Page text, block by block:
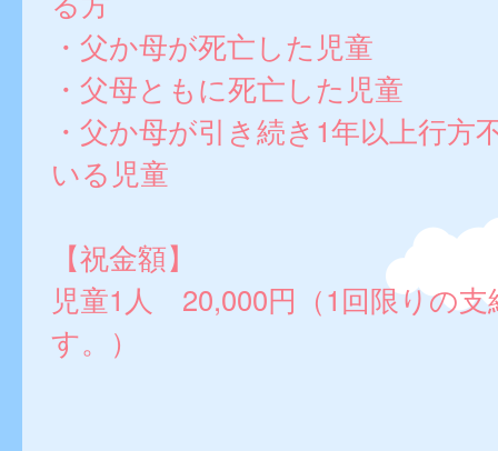
・父か母が死亡した児童
・父母ともに死亡した児童
・父か母が引き続き1年以上行方
いる児童
【祝金額】
児童1人 20,000円（1回限りの
す。）